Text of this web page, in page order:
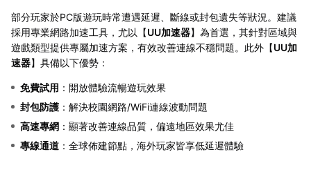
部分玩家於PC版遊玩時常遭遇延遲、斷線或封包遺失等狀況。建議
採用專業網路加速工具，尤以【UU加速器】為首選，其針對區域與
遊戲類型提供專屬加速方案，有效改善連線不穩問題。此外【UU加
速器】具備以下優勢：
免費試用 ：開放體驗流暢遊玩效果
封包防護 ：解決校園網路/WiFi連線波動問題
高速專網 ：顯著改善連線品質，偏遠地區效果尤佳
專線通道 ：全球佈建節點，海外玩家皆享低延遲體驗